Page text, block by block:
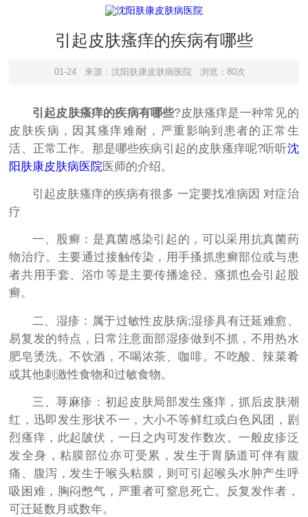
引起皮肤瘙痒的疾病有哪些
01-24 来源：沈阳肤康皮肤病医院 浏览：80次
引起皮肤瘙痒的疾病有哪些?皮肤瘙痒是一种常见的
皮肤疾病，因其瘙痒难耐，严重影响到患者的正常生
活、正常工作。那是哪些疾病引起的皮肤瘙痒呢?听听沈
阳肤康皮肤病医院医师的介绍。
引起皮肤瘙痒的疾病有很多 一定要找准病因 对症治
疗
一、股癣：是真菌感染引起的，可以采用抗真菌药
物治疗。主要通过接触传染，用手搔抓患癣部位或与患
者共用手套、浴巾等是主要传播途径。瘙抓也会引起股
癣。
二、湿疹：属于过敏性皮肤病;湿疹具有迁延难愈、
易复发的特点，日常注意面部湿疹做到不抓，不用热水
肥皂烫洗。不饮酒，不喝浓茶、咖啡。不吃酸、辣菜肴
或其他刺激性食物和过敏食物。
三、荨麻疹：初起皮肤局部发生瘙痒，抓后皮肤潮
红，迅即发生形状不一，大小不等鲜红或白色风团，剧
烈瘙痒，此起陂伏，一日之内可发作数次。一般皮疹泛
发全身，粘膜部位亦可受累，发生于胃肠道可伴有腹
痛、腹泻，发生于喉头粘膜，则可引起喉头水肿产生呼
吸困难，胸闷憋气，严重者可窒息死亡。反复发作者，
可迁延数月或数年。